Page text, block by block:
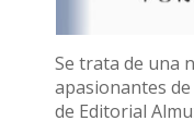
Se trata de una
apasionantes
de Editorial